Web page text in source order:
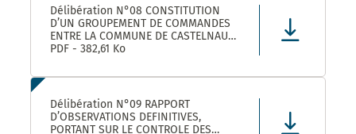
MATERIELS D’ENTRETIEN DES LOCAUX
– ADHÉS
Délibération N°08 CONSTITUTION
D’UN GROUPEMENT DE COMMANDES
ENTRE LA COMMUNE DE CASTELNAU-
LE-LEZ, LE CENTRE COMMUNAL
LEZ ET SES ETABLISSEMENTS
LIVRAISON ET LA GESTION DE TITRES
RESTAURANT E
PDF - 382,61 Ko
Délibération N°09 RAPPORT
D’OBSERVATIONS DEFINITIVES,
PORTANT SUR LE CONTROLE DES